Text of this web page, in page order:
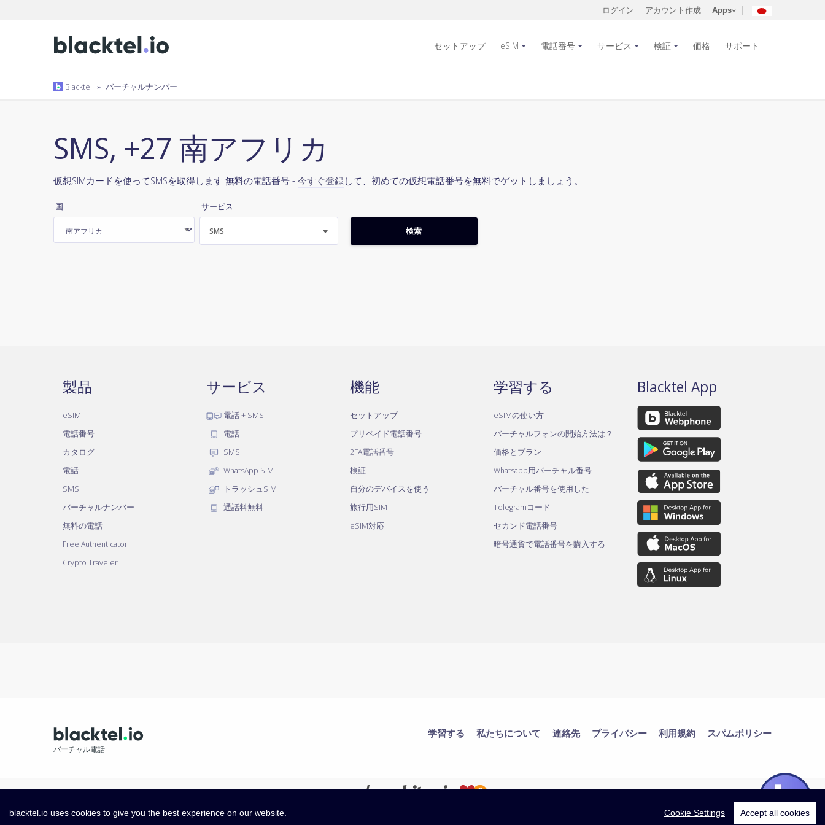
ログイン アカウント作成 Apps
セットアップ eSIM 電話番号 サービス 検証 価格 サポート
Blacktel » バーチャルナンバー
SMS, +27 南アフリカ
仮想SIMカードを使ってSMSを取得します 無料の電話番号 - 今すぐ登録して、初めての仮想電話番号を無料でゲットしましょう。
国 サービス
SMS
製品
eSIM
電話番号
カタログ
電話
SMS
バーチャルナンバー
無料の電話
Free Authenticator
Crypto Traveler
サービス
電話 + SMS
電話
SMS
WhatsApp SIM
トラッシュSIM
通話料無料
機能
セットアップ
プリペイド電話番号
2FA電話番号
検証
自分のデバイスを使う
旅行用SIM
eSIM対応
学習する
eSIMの使い方
バーチャルフォンの開始方法は？
価格とプラン
Whatsapp用バーチャル番号
バーチャル番号を使用した
Telegramコード
セカンド電話番号
暗号通貨で電話番号を購入する
Blacktel App
バーチャル電話
学習する 私たちについて 連絡先 プライバシー 利用規約 スパムポリシー
blacktel.io uses cookies to give you the best experience on our website. Cookie Settings Accept all cookies